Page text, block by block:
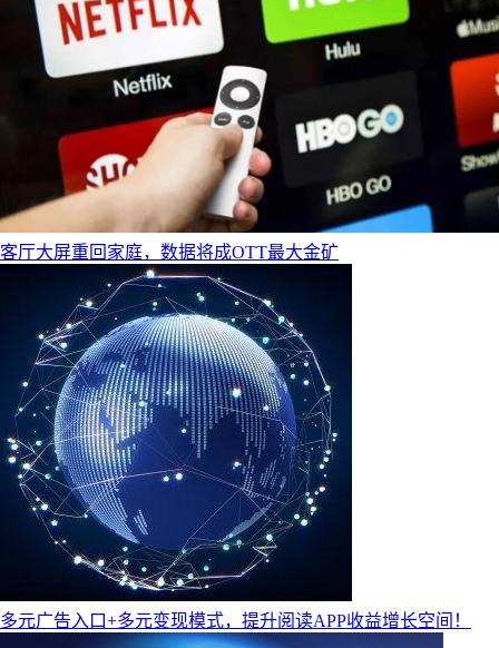
客厅大屏重回家庭，数据将成OTT最大金矿
多元广告入口+多元变现模式，提升阅读APP收益增长空间！